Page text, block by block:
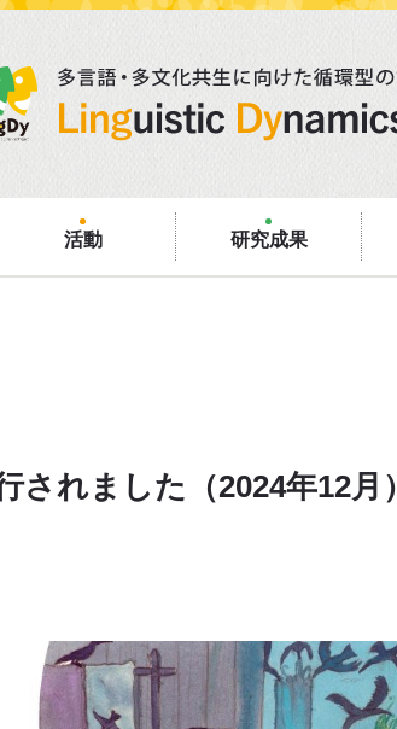
れました（2024年12月）
活動 研究成果